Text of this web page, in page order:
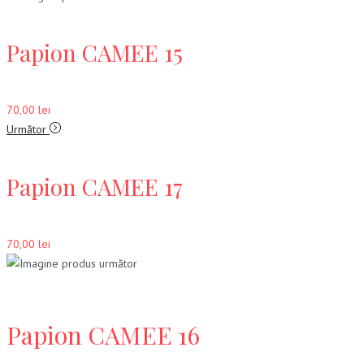
Papion CAMEE 15
70,00 lei
Următor
Papion CAMEE 17
70,00 lei
Papion CAMEE 16